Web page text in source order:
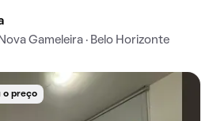
Gameleira · Belo Horizonte
o preço